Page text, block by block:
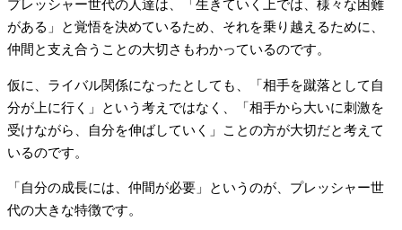
プレッシャー世代の人達は、「生きていく上では、様々な困難
がある」と覚悟を決めているため、それを乗り越えるために、
仲間と支え合うことの大切さもわかっているのです。
仮に、ライバル関係になったとしても、「相手を蹴落として自
分が上に行く」という考えではなく、「相手から大いに刺激を
受けながら、自分を伸ばしていく」ことの方が大切だと考えて
いるのです。
「自分の成長には、仲間が必要」というのが、プレッシャー世
代の大きな特徴です。